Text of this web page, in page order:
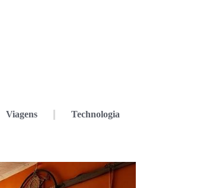
Viagens Technologia